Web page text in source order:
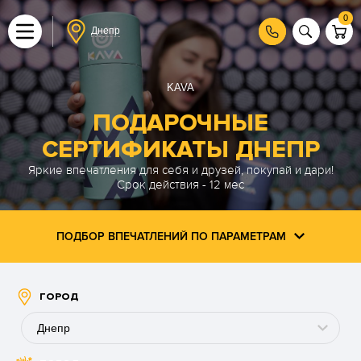
Днепр
0
KAVA
ПОДАРОЧНЫЕ
СЕРТИФИКАТЫ ДНЕПР
Яркие впечатления для себя и друзей, покупай и дари!
Срок действия - 12 мес
ПОДБОР ВПЕЧАТЛЕНИЙ ПО ПАРАМЕТРАМ
ГОРОД
Днепр